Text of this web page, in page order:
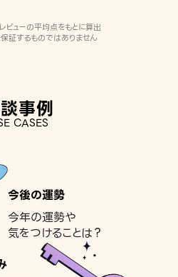
ューの平均点をもとに算出
証するものではありません
事例
CASES
今後の運勢
今年の運勢や
気をつけることは？